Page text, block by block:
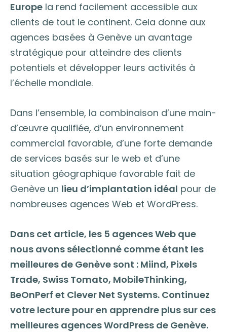
Europe la rend facilement accessible aux
clients de tout le continent. Cela donne aux
agences basées à Genève un avantage
stratégique pour atteindre des clients
potentiels et développer leurs activités à
l’échelle mondiale.
Dans l’ensemble, la combinaison d’une main-
d’œuvre qualifiée, d’un environnement
commercial favorable, d’une forte demande
de services basés sur le web et d’une
situation géographique favorable fait de
Genève un lieu d’implantation idéal pour de
nombreuses agences Web et WordPress.
Dans cet article, les 5 agences Web que
nous avons sélectionné comme étant les
meilleures de Genève sont : Miind, Pixels
Trade, Swiss Tomato, MobileThinking,
BeOnPerf et Clever Net Systems. Continuez
votre lecture pour en apprendre plus sur ces
meilleures agences WordPress de Genève.